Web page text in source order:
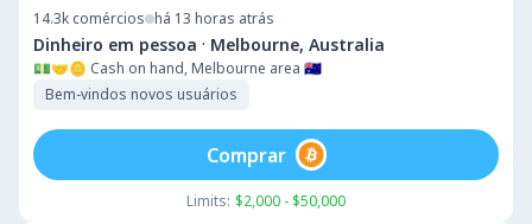
14.3k comércios há 13 horas atrás
Dinheiro em pessoa · Melbourne, Australia
💵🤝🪙 Cash on hand, Melbourne area 🇦🇺
Bem-vindos novos usuários
Limits: $2,000 - $50,000
Comprar